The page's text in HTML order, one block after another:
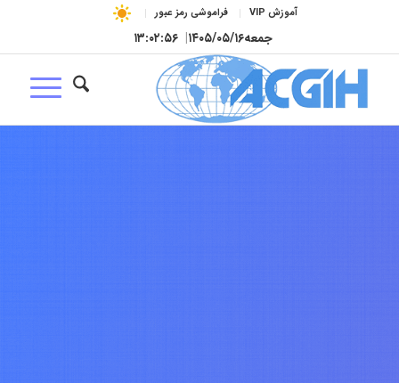
آموزش VIP فراموشی رمز عبور
جمعه۱۴۰۵/۰۵/۱۶| ۱۳:۰۲:۵۷